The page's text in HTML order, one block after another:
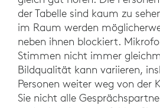
der Tabelle sind kaum zu
im Raum werden
neben ihnen blockiert.
Stimmen nicht immer
Bildqualität kann variieren,
Personen weiter weg von der
Sie nicht alle